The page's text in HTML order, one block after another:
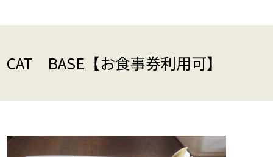
CAT BASE【お食事券利用可】